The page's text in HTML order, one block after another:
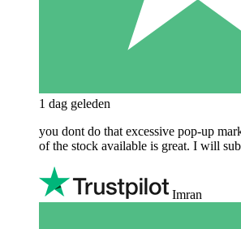
1 dag geleden
you dont do that excessive pop-up
of the stock available is great. I will
Imran